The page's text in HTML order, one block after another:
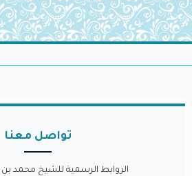
تواصل معنا
الروابط الرسمية للشيخ محمد